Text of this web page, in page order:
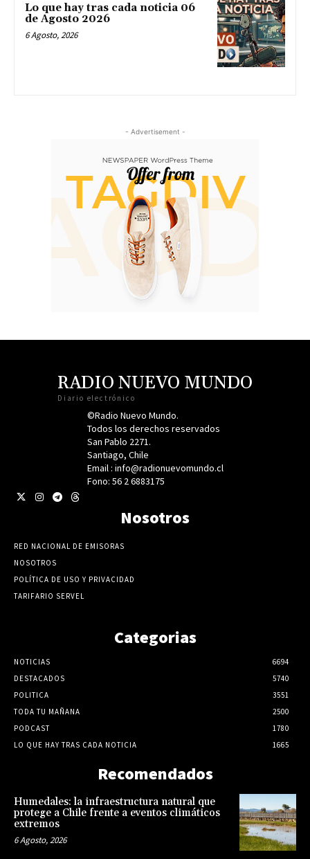
Lo que hay tras cada noticia 06
de Agosto 2026
6 Agosto, 2026
- Advertisement -
RADIO NUEVO MUNDO
Diario electrónico
©Radio Nuevo Mundo.
Todos los derechos reservados
San Pablo 2271.
Santiago, Chile
Email : info@radionuevomundo.cl
Fono: 56 2 6883175
Nosotros
RED NACIONAL DE EMISORAS
NOSOTROS
POLÍTICA DE USO Y PRIVACIDAD
TARIFARIO SERVEL
Categorias
NOTICIAS
6694
DESTACADOS
5740
POLITICA
3551
TODA TU MAÑANA
2500
PODCAST
1780
LO QUE HAY TRAS CADA NOTICIA
1665
Recomendados
Humedales: la infraestructura natural que
protege a Chile frente a eventos climáticos
extremos
6 Agosto, 2026